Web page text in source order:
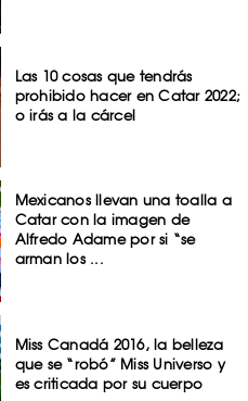
Las 10 cosas que tendrás
prohibido hacer en Catar 2022;
o irás a la cárcel
Mexicanos llevan una toalla a
Catar con la imagen de
Alfredo Adame por si “se
arman los ...
Miss Canadá 2016, la belleza
que se “robó” Miss Universo y
es criticada por su cuerpo